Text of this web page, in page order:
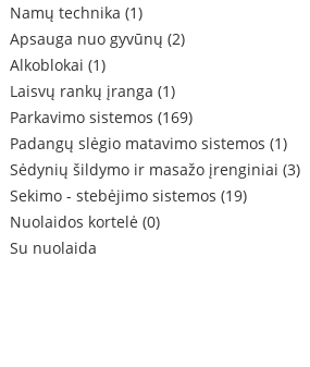
Namų technika (1)
Apsauga nuo gyvūnų (2)
Alkoblokai (1)
Laisvų rankų įranga (1)
Parkavimo sistemos (169)
Padangų slėgio matavimo sistemos (1)
Sėdynių šildymo ir masažo įrenginiai (3)
Sekimo - stebėjimo sistemos (19)
Nuolaidos kortelė (0)
Su nuolaida